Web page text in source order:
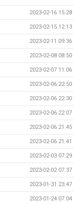
2023-02-16 15:28
2023-02-15 12:13
2023-02-11 09:36
2023-02-08 08:50
2023-02-07 11:06
2023-02-06 22:50
2023-02-06 22:30
2023-02-06 22:07
2023-02-06 21:45
2023-02-06 21:41
2023-02-03 07:29
2023-02-02 07:37
2023-01-31 23:47
2023-01-24 07:04